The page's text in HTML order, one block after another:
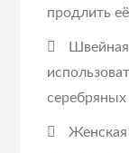
продлить
серебряных
Женская